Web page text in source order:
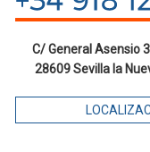
C/ General Asensio
28609 Sevilla la